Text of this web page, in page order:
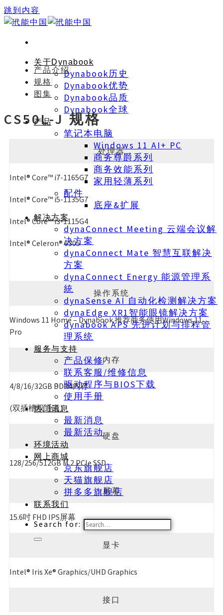
跳到内容
关于Dynabook
Dynabook历史
Dynabook优势
Dynabook品质
Dynabook全球
产品
笔记本电脑
Windows 11 AI+ PC
商务尊爵系列
商务效能系列
家用轻薄系列
配件
底座&扩展
解决方案
dynaConnect Meeting 云端会议解
决方案
dynaConnect Mate 智慧互联解决
方案
dynaConnect Energy 能源管理系
統
dynaSense AI 自动化检测解决方案
dynaEdge XR1智能眼镜解决方案
dynabook APS 先进计划与排程管
理系统
服务与支持
产品保修
联系客服/维修信息
驱动程序与BIOS下载
使用手册
热门讯息
最新消息
最新活动
环境活动
网上商城
京东旗舰店
天猫旗舰店
拼多多旗舰店
联系我们
Search for:
产品介绍
规格
图集
CS50L-J 规格
处理器
Intel® Core™ i7-1165G7
Intel® Core™ i5-1135G7
Intel® Core™ i3-1115G4
Intel® Celeron® 6305
操作系统
Windows 11 Home – Dynabook 推荐商务使用Windows 11
Pro
内存
4/8/16/32GB DDR4内存
(双插槽双通道)
硬盘
128/256/512GB M.2 PCIe SSD
屏幕
15.6吋 FHD IPS屏幕
显卡
Intel® Iris Xe® Graphics/UHD Graphics
接口